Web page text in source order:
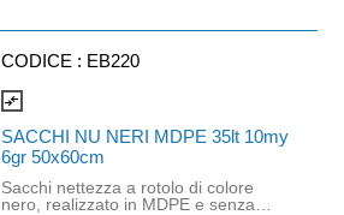
e lo smaltimento delle deiezioni.
semplice uso con tutti i porta blister.
CODICE : EB220
compare_arrows
SACCHI NU NERI MDPE 35lt 10my
6gr 50x60cm
Sacchi nettezza a rotolo di colore
nero, realizzato in MDPE e senza